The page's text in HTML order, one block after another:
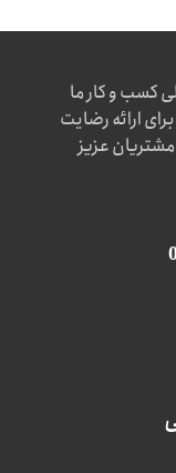
کسب و کار ما
ارائه رضایت
عزیز